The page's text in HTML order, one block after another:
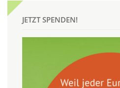
JETZT SPENDEN!